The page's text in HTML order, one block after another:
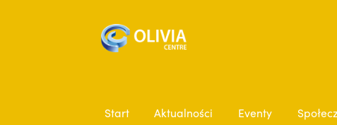
Start Aktualności Eventy